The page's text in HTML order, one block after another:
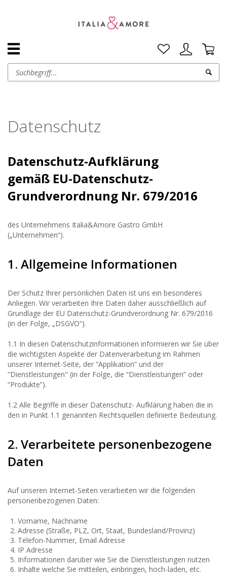
Datenschutz
Datenschutz-Aufklärung
gemäß EU-Datenschutz-
Grundverordnung Nr. 679/2016
des Unternehmens Italia&Amore Gastro GmbH
(„Unternehmen“).
1. Allgemeine Informationen
Der Schutz Ihrer persönlichen Daten ist uns ein besonderes
Anliegen. Wir verarbeiten Ihre Daten daher ausschließlich auf
Grundlage der EU Datenschutz-Grundverordnung Nr. 679/2016
(in der Folge, „DSGVO“).
1.1 In diesen Datenschutzinformationen informieren wir Sie über
die wichtigsten Aspekte der Datenverarbeitung im Rahmen
unserer Internet-Seite, der “Applikation” und der
“Dienstleistungen" (in der Folge, die “Dienstleistungen” oder
“Produkte”).
1.2 Alle Begriffe in dieser Datenschutz- Aufklärung haben die in
den in Punkt 1.1 genannten Rechtsquellen definierte Bedeutung.
2. Verarbeitete personenbezogene
Daten
Auf unseren Internet-Seiten verarbeiten wir die folgenden
personenbezogenen Daten:
Vorname, Nachname
Adresse (Straße, PLZ, Ort, Staat, Bundesland/Provinz)
Telefon-Nummer, Email Adresse
IP Adresse
Informationen darüber wie Sie die Dienstleistungen nutzen
Inhalte welche Sie mitteilen, einbringen, hoch-laden, etc.